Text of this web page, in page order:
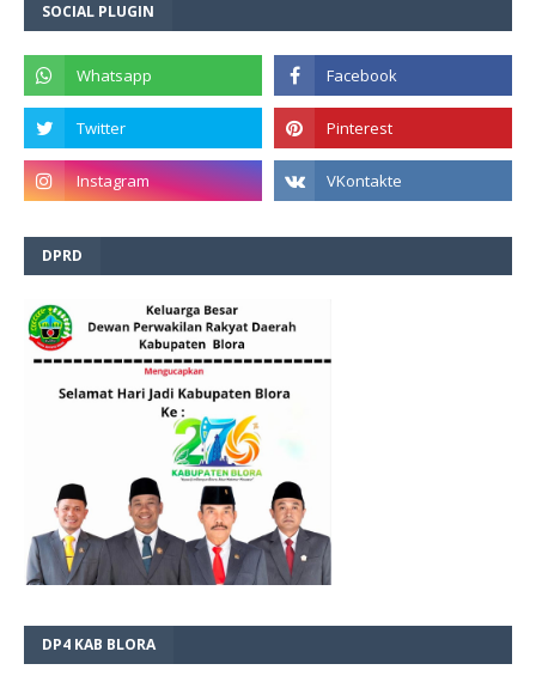
SOCIAL PLUGIN
DPRD
DP4 KAB BLORA